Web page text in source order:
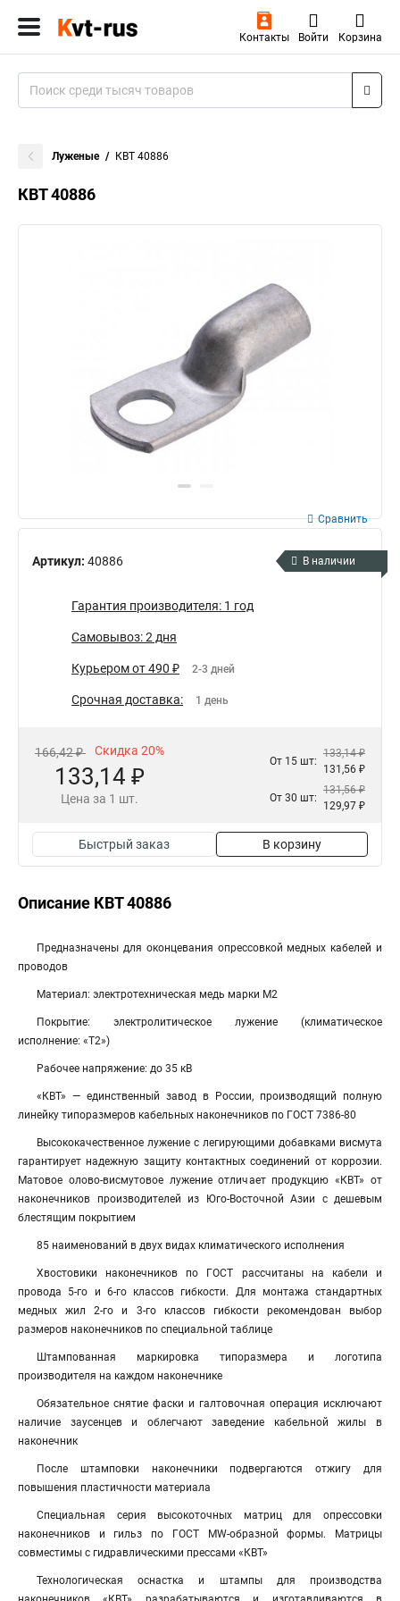
Контакты Войти Корзина
Луженые КВТ 40886
КВТ 40886
Артикул: 40886
Сравнить
В наличии
Гарантия производителя: 1 год
Самовывоз: 2 дня
Курьером от 490 ₽ 2-3 дней
Срочная доставка: 1 день
166,42 ₽ Скидка 20%
133,14 ₽
Цена за 1 шт.
От 15 шт:
133,14 ₽
131,56 ₽
От 30 шт:
131,56 ₽
129,97 ₽
Быстрый заказ В корзину
Описание КВТ 40886
Предназначены для оконцевания опрессовкой медных кабелей и
проводов
Материал: электротехническая медь марки М2
Покрытие: электролитическое лужение (климатическое
исполнение: «Т2»)
Рабочее напряжение: до 35 кВ
«КВТ» — единственный завод в России, производящий полную
линейку типоразмеров кабельных наконечников по ГОСТ 7386-80
Высококачественное лужение с легирующими добавками висмута
гарантирует надежную защиту контактных соединений от коррозии.
Матовое олово-висмутовое лужение отличает продукцию «КВТ» от
наконечников производителей из Юго-Восточной Азии с дешевым
блестящим покрытием
85 наименований в двух видах климатического исполнения
Хвостовики наконечников по ГОСТ рассчитаны на кабели и
провода 5-го и 6-го классов гибкости. Для монтажа стандартных
медных жил 2-го и 3-го классов гибкости рекомендован выбор
размеров наконечников по специальной таблице
Штампованная маркировка типоразмера и логотипа
производителя на каждом наконечнике
Обязательное снятие фаски и галтовочная операция исключают
наличие заусенцев и облегчают заведение кабельной жилы в
наконечник
После штамповки наконечники подвергаются отжигу для
повышения пластичности материала
Специальная серия высокоточных матриц для опрессовки
наконечников и гильз по ГОСТ MW-образной формы. Матрицы
совместимы с гидравлическими прессами «КВТ»
Технологическая оснастка и штампы для производства